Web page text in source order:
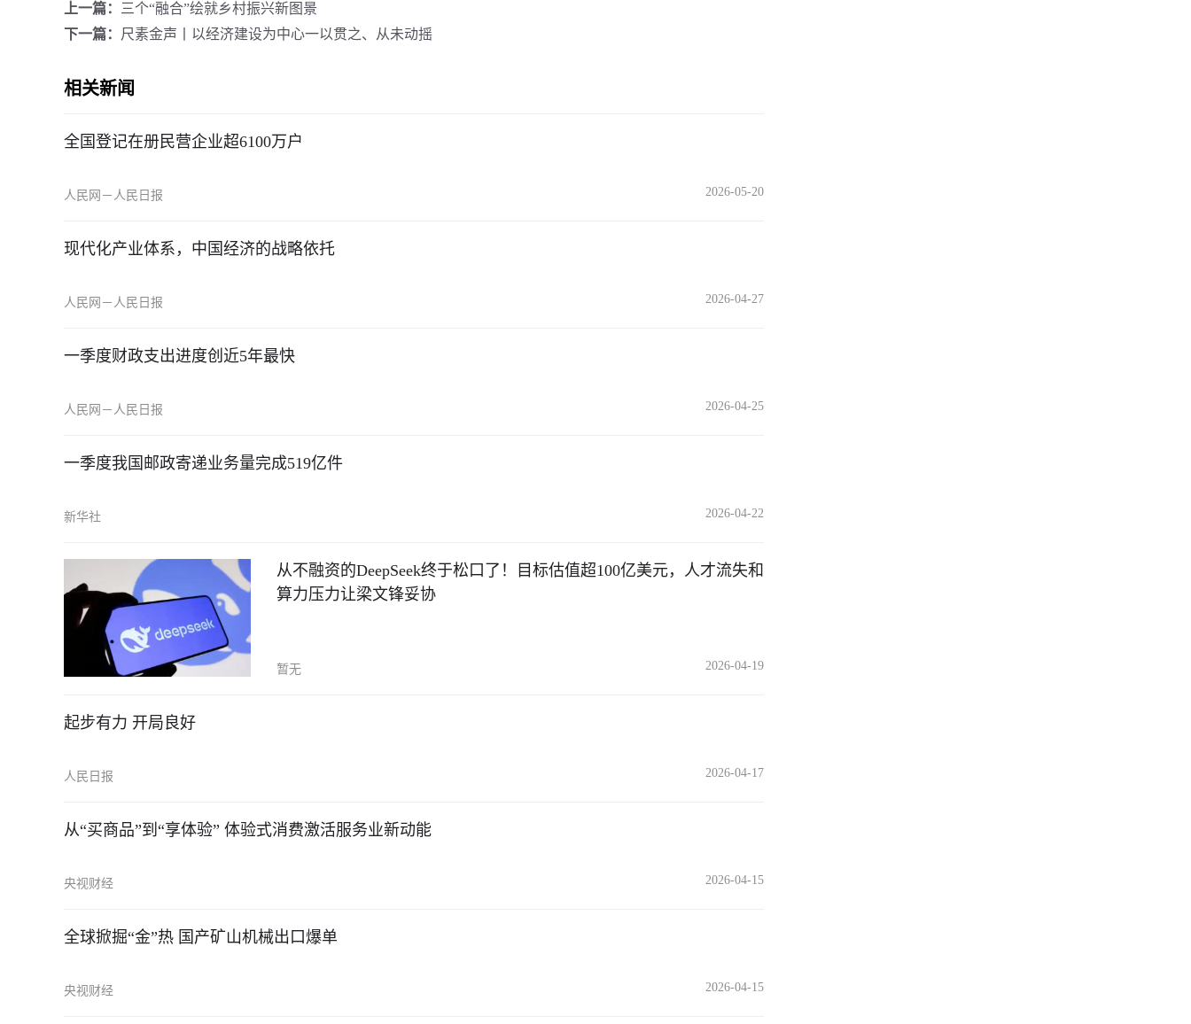
上一篇：
三个“融合”绘就乡村振兴新图景
下一篇：
尺素金声丨以经济建设为中心一以贯之、从未动摇
相关新闻
全国登记在册民营企业超6100万户
人民网－人民日报 2026-05-20
现代化产业体系，中国经济的战略依托
人民网－人民日报 2026-04-27
一季度财政支出进度创近5年最快
人民网－人民日报 2026-04-25
一季度我国邮政寄递业务量完成519亿件
新华社 2026-04-22
从不融资的DeepSeek终于松口了！目标估值超100亿美元，人才流失和
算力压力让梁文锋妥协
暂无 2026-04-19
起步有力 开局良好
人民日报 2026-04-17
从“买商品”到“享体验” 体验式消费激活服务业新动能
央视财经 2026-04-15
全球掀掘“金”热 国产矿山机械出口爆单
央视财经 2026-04-15